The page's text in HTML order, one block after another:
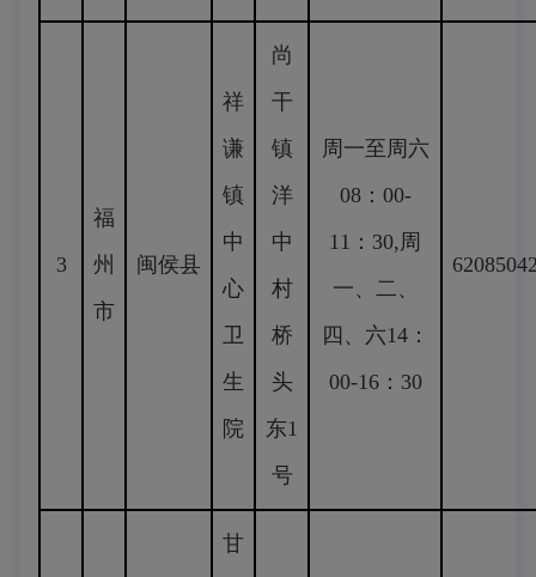
3
福
州
市
闽侯县
祥
谦
镇
中
心
卫
生
院
尚
干
镇
洋
中
村
桥
头
东1
号
周一至周六
08：00-
11：30,周
一、二、
四、六14：
00-16：30
甘